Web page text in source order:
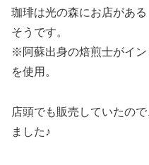
珈琲は光の森にお店がある
そうです。
※阿蘇出身の焙煎士がイ
を使用。
店頭でも販売していたの
ました♪